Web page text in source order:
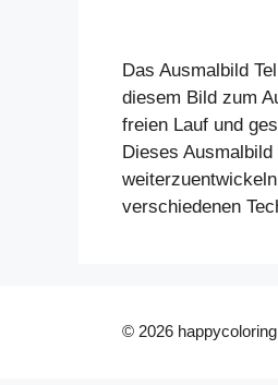
Das Ausmalbild
diesem Bild zum
freien Lauf und
Dieses
verschiedenen
© 2026